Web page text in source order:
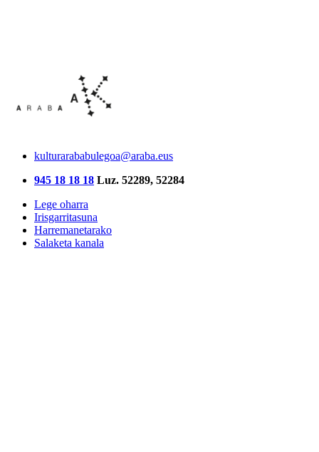
kulturarababulegoa@araba.eus
945 18 18 18 Luz. 52289, 52284
Lege oharra
Irisgarritasuna
Harremanetarako
Salaketa kanala